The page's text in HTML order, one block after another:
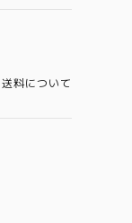
送料について